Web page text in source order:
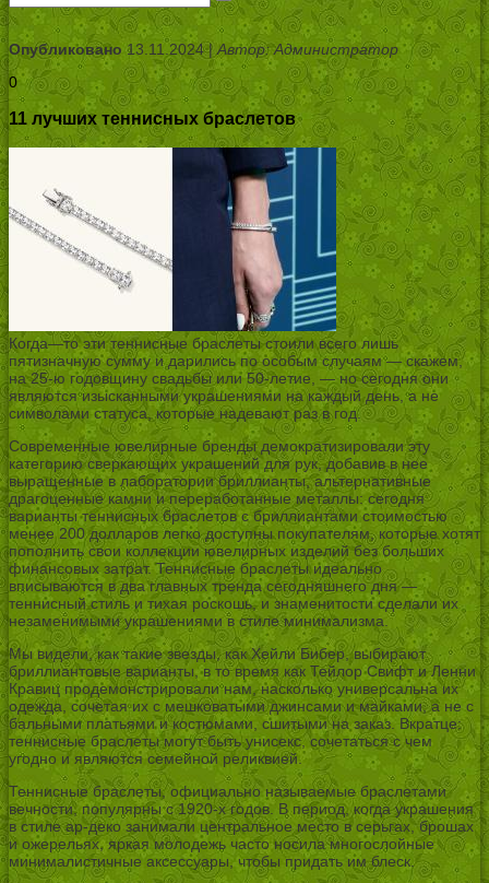
Опубликовано13.11.2024 | Автор: Администратор
0
11 лучших теннисных браслетов
Когда—то эти теннисные браслеты стоили всего лишь
пятизначную сумму и дарились по особым случаям — скажем,
на 25-ю годовщину свадьбы или 50-летие, — но сегодня они
являются изысканными украшениями на каждый день, а не
символами статуса, которые надевают раз в год.
Современные ювелирные бренды демократизировали эту
категорию сверкающих украшений для рук, добавив в нее
выращенные в лаборатории бриллианты, альтернативные
драгоценные камни и переработанные металлы: сегодня
варианты теннисных браслетов с бриллиантами стоимостью
менее 200 долларов легко доступны покупателям, которые хотят
пополнить свои коллекции ювелирных изделий без больших
финансовых затрат. Теннисные браслеты идеально
вписываются в два главных тренда сегодняшнего дня —
теннисный стиль и тихая роскошь, и знаменитости сделали их
незаменимыми украшениями в стиле минимализма.
Мы видели, как такие звезды, как Хейли Бибер, выбирают
бриллиантовые варианты, в то время как Тейлор Свифт и Ленни
Кравиц продемонстрировали нам, насколько универсальна их
одежда, сочетая их с мешковатыми джинсами и майками, а не с
бальными платьями и костюмами, сшитыми на заказ. Вкратце:
теннисные браслеты могут быть унисекс, сочетаться с чем
угодно и являются семейной реликвией.
Теннисные браслеты, официально называемые браслетами
вечности, популярны с 1920-х годов. В период, когда украшения
в стиле ар-деко занимали центральное место в серьгах, брошах
и ожерельях, яркая молодежь часто носила многослойные
минималистичные аксессуары, чтобы придать им блеск.